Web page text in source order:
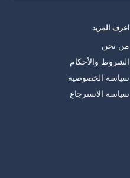
اعرف المزيد
من نحن
الشروط والأحكام
سياسة الخصوصية
سياسة الاسترجاع